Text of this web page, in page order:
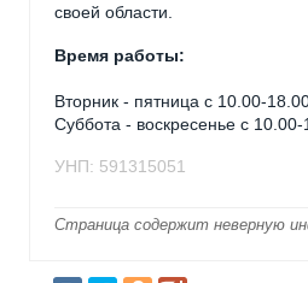
своей области.
Время работы:
Вторник - пятница с 10.00-
Суббота - воскресенье с
УНП: 591315051
Страница содержит неверную